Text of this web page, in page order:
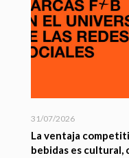
31/07/2026
La ventaja
bebidas es cultural,